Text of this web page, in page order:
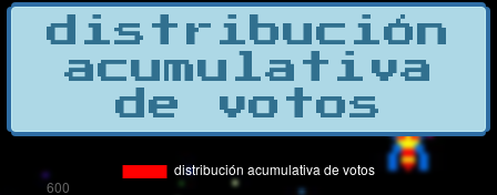
distribución
acumulativa
de votos